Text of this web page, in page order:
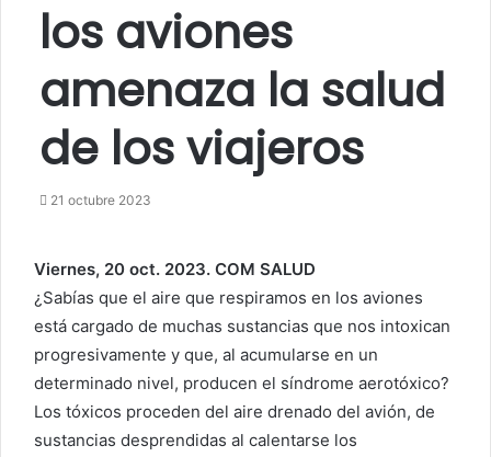
los aviones
amenaza la salud
de los viajeros
21 octubre 2023
Viernes, 20 oct. 2023. COM SALUD
¿Sabías que el aire que respiramos en los aviones
está cargado de muchas sustancias que nos intoxican
progresivamente y que, al acumularse en un
determinado nivel, producen el síndrome aerotóxico?
Los tóxicos proceden del aire drenado del avión, de
sustancias desprendidas al calentarse los